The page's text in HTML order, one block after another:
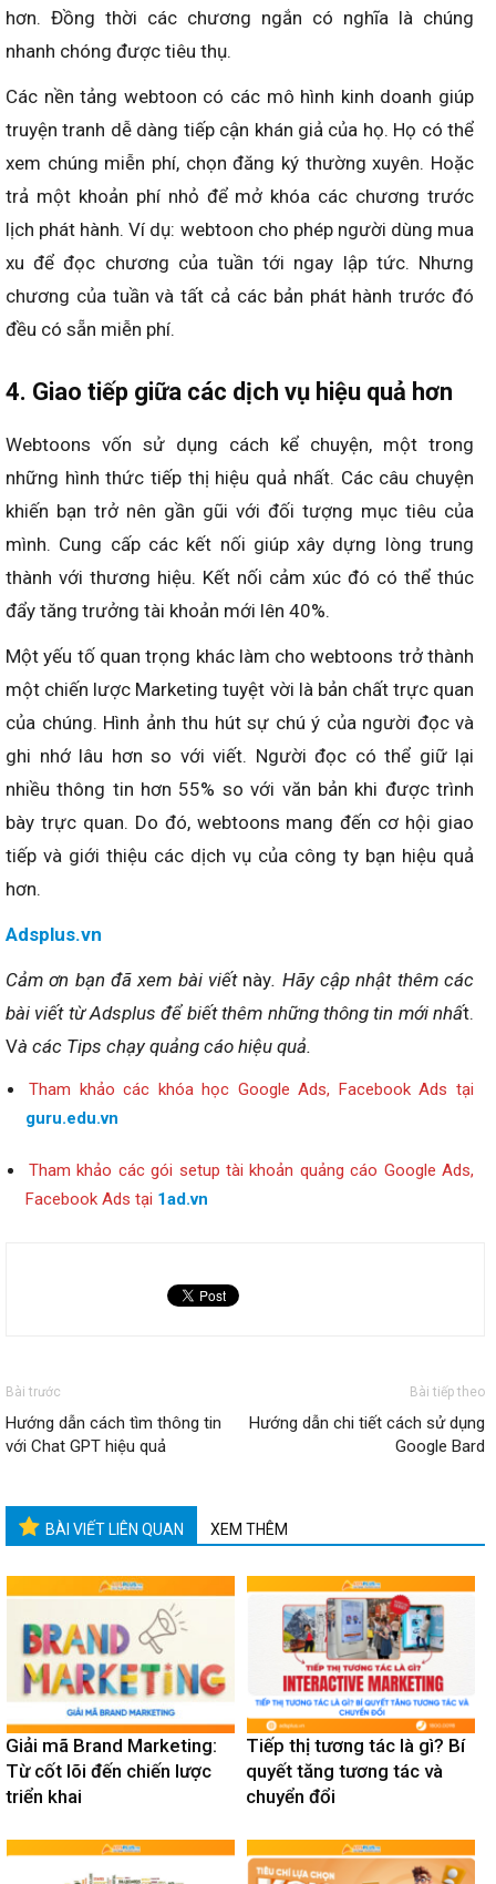
hơn. Đồng thời các chương ngắn có nghĩa là chúng
nhanh chóng được tiêu thụ.
Các nền tảng webtoon có các mô hình kinh doanh giúp
truyện tranh dễ dàng tiếp cận khán giả của họ. Họ có thể
xem chúng miễn phí, chọn đăng ký thường xuyên. Hoặc
trả một khoản phí nhỏ để mở khóa các chương trước
lịch phát hành. Ví dụ: webtoon cho phép người dùng mua
xu để đọc chương của tuần tới ngay lập tức. Nhưng
chương của tuần và tất cả các bản phát hành trước đó
đều có sẵn miễn phí.
4. Giao tiếp giữa các dịch vụ hiệu quả hơn
Webtoons vốn sử dụng cách kể chuyện, một trong
những hình thức tiếp thị hiệu quả nhất. Các câu chuyện
khiến bạn trở nên gần gũi với đối tượng mục tiêu của
mình. Cung cấp các kết nối giúp xây dựng lòng trung
thành với thương hiệu. Kết nối cảm xúc đó có thể thúc
đẩy tăng trưởng tài khoản mới lên 40%.
Một yếu tố quan trọng khác làm cho webtoons trở thành
một chiến lược Marketing tuyệt vời là bản chất trực quan
của chúng. Hình ảnh thu hút sự chú ý của người đọc và
ghi nhớ lâu hơn so với viết. Người đọc có thể giữ lại
nhiều thông tin hơn 55% so với văn bản khi được trình
bày trực quan. Do đó, webtoons mang đến cơ hội giao
tiếp và giới thiệu các dịch vụ của công ty bạn hiệu quả
hơn.
Adsplus.vn
Cảm ơn bạn đã xem bài viết này. Hãy cập nhật thêm các
bài viết từ Adsplus để biết thêm những thông tin mới nhất.
Và các Tips chạy quảng cáo hiệu quả.
Tham khảo các khóa học Google Ads, Facebook Ads tại
guru.edu.vn
Tham khảo các gói setup tài khoản quảng cáo Google Ads,
Facebook Ads tại 1ad.vn
Bài trước
Hướng dẫn cách tìm thông tin
với Chat GPT hiệu quả
Bài tiếp theo
Hướng dẫn chi tiết cách sử dụng
Google Bard
BÀI VIẾT LIÊN QUAN XEM THÊM
Giải mã Brand Marketing:
Từ cốt lõi đến chiến lược
triển khai
Tiếp thị tương tác là gì? Bí
quyết tăng tương tác và
chuyển đổi